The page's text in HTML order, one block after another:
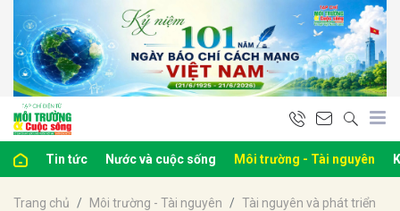
Tin tức Nước và cuộc sống Môi trường - Tài nguyên
Trang chủ Môi trường - Tài nguyên Tài nguyên và phát triển
luận